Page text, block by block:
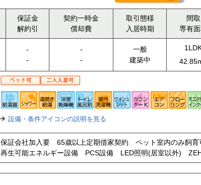
保証金
解約引
契約一時金
償却費
取引態様
入居時期
間取
専有
-
-
-
-
一般
建築中
設備・条件アイコンの説明を見る
保証会社加入要 65歳以上定期借家契約 ペット室内のみ飼
再生可能エネルギー設備 PCS設備 LED照明(居室以外)